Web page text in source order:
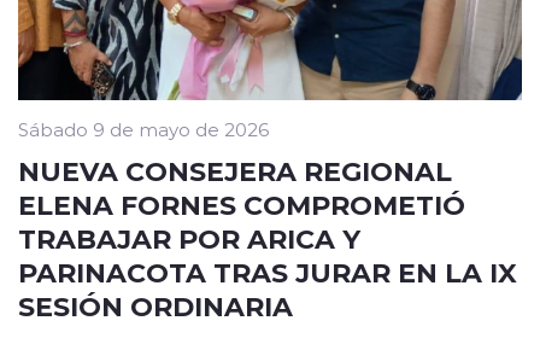
Sábado 9 de mayo de 2026
NUEVA CONSEJERA REGIONAL
ELENA FORNES COMPROMETIÓ
TRABAJAR POR ARICA Y
PARINACOTA TRAS JURAR EN LA IX
SESIÓN ORDINARIA